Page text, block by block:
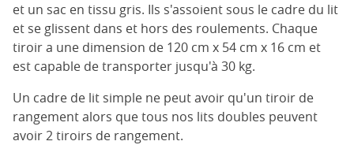
et un sac en tissu gris. Ils s'assoient sous le cadre du lit
et se glissent dans et hors des roulements. Chaque
tiroir a une dimension de 120 cm x 54 cm x 16 cm et
est capable de transporter jusqu'à 30 kg.
Un cadre de lit simple ne peut avoir qu'un tiroir de
rangement alors que tous nos lits doubles peuvent
avoir 2 tiroirs de rangement.